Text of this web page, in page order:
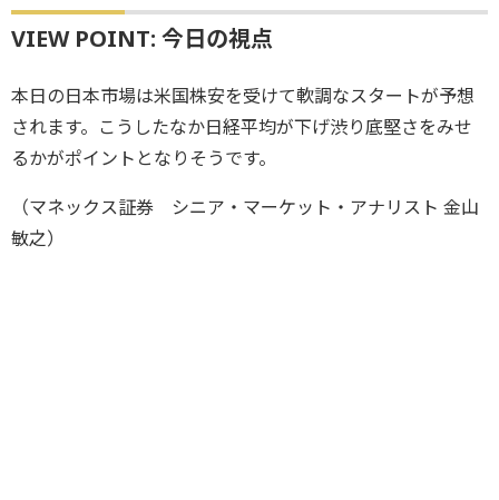
VIEW POINT: 今日の視点
本日の日本市場は米国株安を受けて軟調なスタートが予想
されます。こうしたなか日経平均が下げ渋り底堅さをみせ
るかがポイントとなりそうです。
（マネックス証券 シニア・マーケット・アナリスト 金山
敏之）